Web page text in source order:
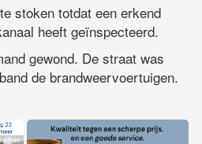
stoken totdat een erkend
heeft geïnspecteerd.
gewond. De straat was
de brandweervoertuigen.